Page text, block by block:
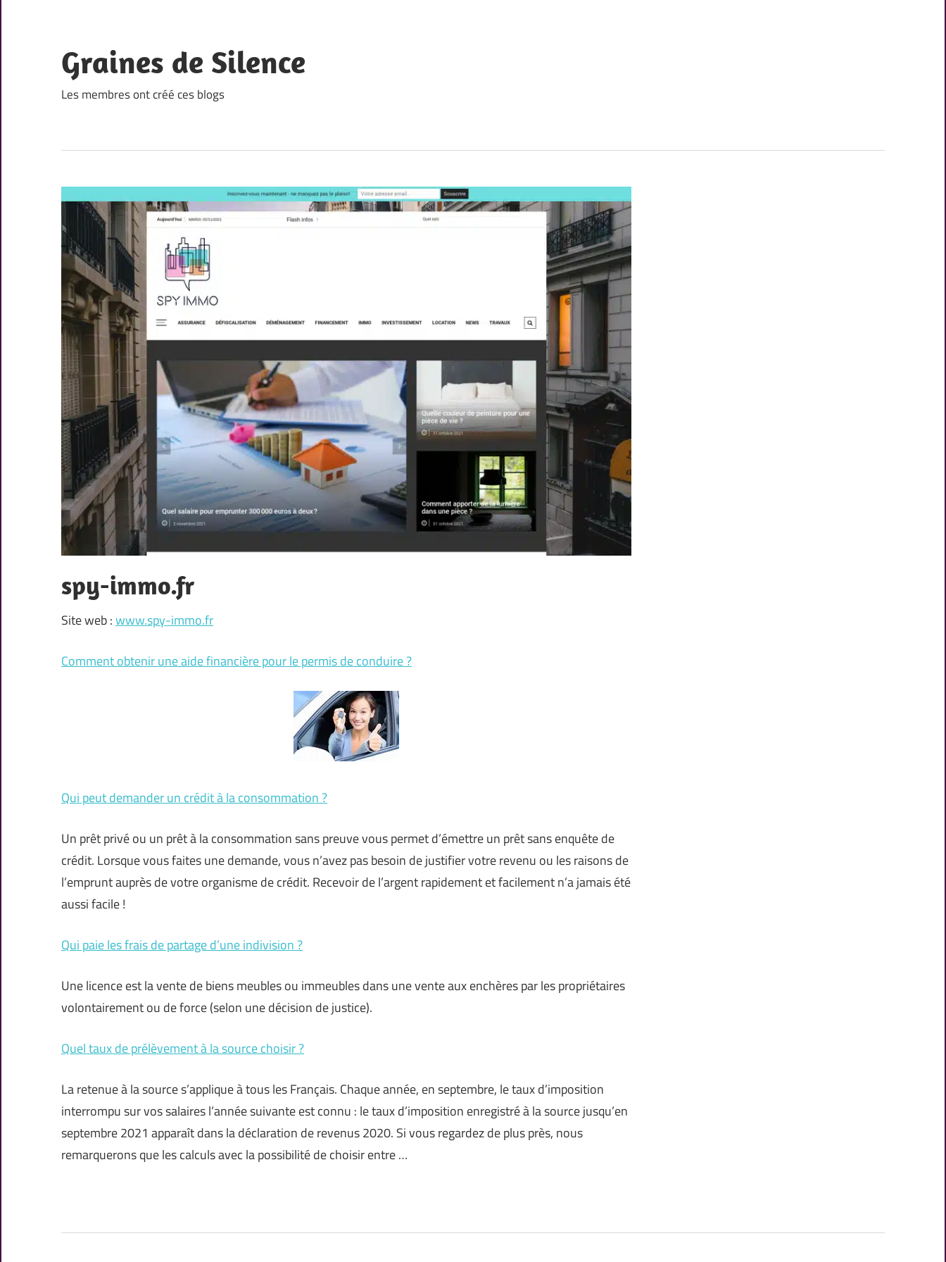
content
Graines de Silence
Les membres ont créé ces blogs
spy-immo.fr
Site web :www.spy-immo.fr
Comment obtenir une aide financière pour le permis de conduire ?
Qui peut demander un crédit à la consommation ?
Un prêt privé ou un prêt à la consommation sans preuve vous permet d’émettre un prêt sans enquête de
crédit. Lorsque vous faites une demande, vous n’avez pas besoin de justifier votre revenu ou les raisons de
l’emprunt auprès de votre organisme de crédit. Recevoir de l’argent rapidement et facilement n’a jamais été
aussi facile !
Qui paie les frais de partage d’une indivision ?
Une licence est la vente de biens meubles ou immeubles dans une vente aux enchères par les propriétaires
volontairement ou de force (selon une décision de justice).
Quel taux de prélèvement à la source choisir ?
La retenue à la source s’applique à tous les Français. Chaque année, en septembre, le taux d’imposition
interrompu sur vos salaires l’année suivante est connu : le taux d’imposition enregistré à la source jusqu’en
septembre 2021 apparaît dans la déclaration de revenus 2020. Si vous regardez de plus près, nous
remarquerons que les calculs avec la possibilité de choisir entre …